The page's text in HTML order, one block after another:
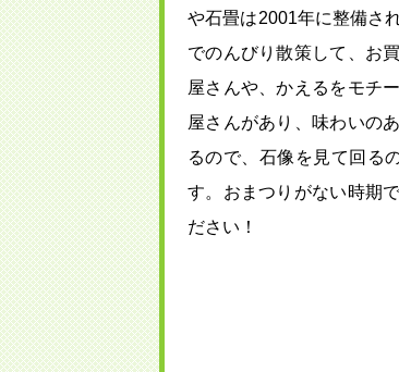
や石畳は2001年に整備さ
でのんびり散策して、お
屋さんや、かえるをモチ
屋さんがあり、味わいの
るので、石像を見て回る
す。おまつりがない時期
ださい！